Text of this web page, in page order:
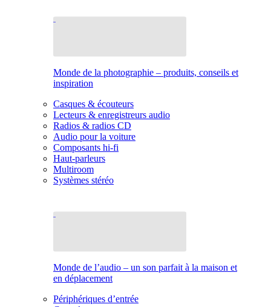
Monde de la photographie – produits, conseils et
inspiration
Casques & écouteurs
Lecteurs & enregistreurs audio
Radios & radios CD
Audio pour la voiture
Composants hi-fi
Haut-parleurs
Multiroom
Systèmes stéréo
Monde de l’audio – un son parfait à la maison et
en déplacement
Périphériques d’entrée